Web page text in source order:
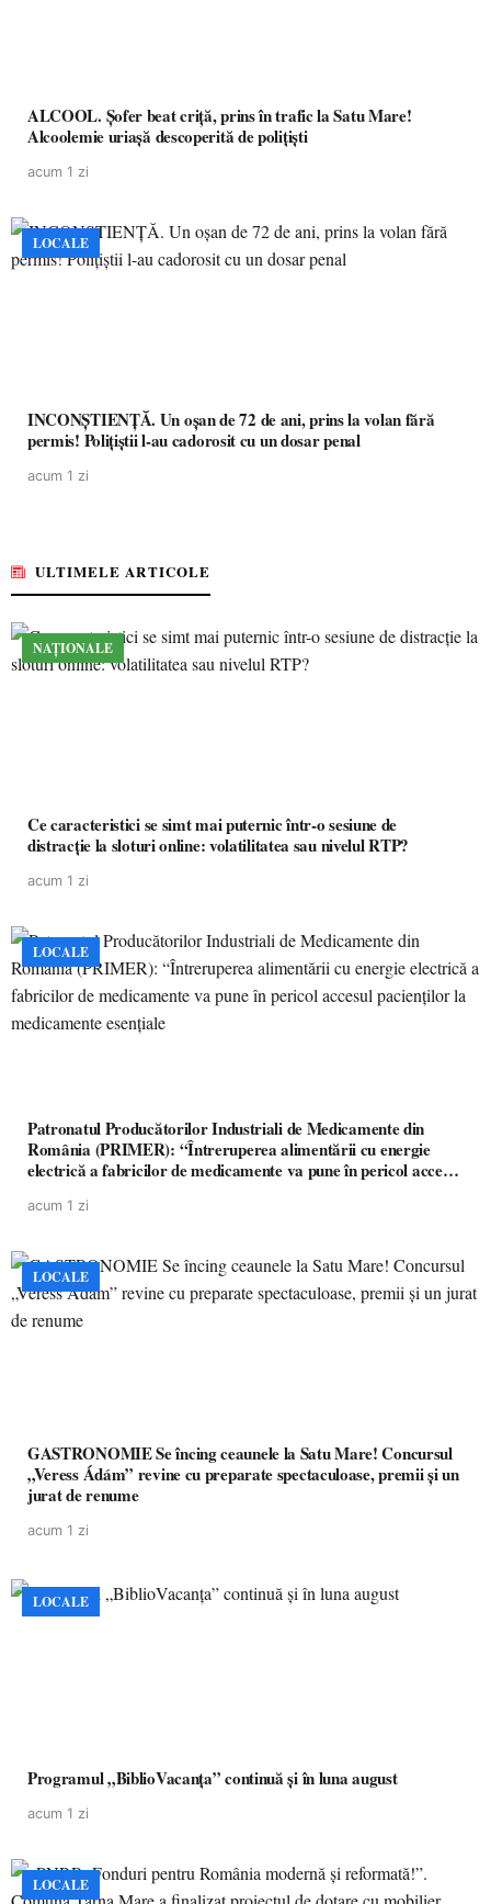
ALCOOL. Șofer beat criță, prins în trafic la Satu Mare!
Alcoolemie uriașă descoperită de polițiști
acum 1 zi
LOCALE
INCONȘTIENȚĂ. Un oșan de 72 de ani, prins la volan fără
permis! Polițiștii l-au cadorosit cu un dosar penal
acum 1 zi
ULTIMELE ARTICOLE
NAȚIONALE
Ce caracteristici se simt mai puternic într-o sesiune de
distracție la sloturi online: volatilitatea sau nivelul RTP?
acum 1 zi
LOCALE
Patronatul Producătorilor Industriali de Medicamente din
România (PRIMER): “Întreruperea alimentării cu energie
electrică a fabricilor de medicamente va pune în pericol accesul
acum 1 zi
LOCALE
GASTRONOMIE Se încing ceaunele la Satu Mare! Concursul
„Veress Ádám” revine cu preparate spectaculoase, premii și un
jurat de renume
acum 1 zi
LOCALE
Programul „BiblioVacanța” continuă și în luna august
acum 1 zi
LOCALE